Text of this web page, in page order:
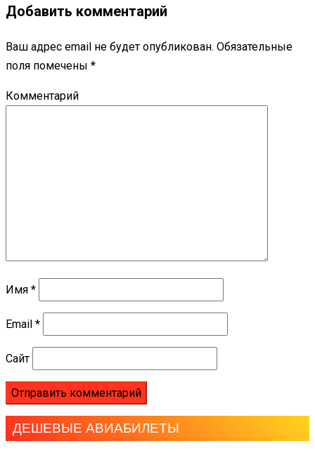
Добавить комментарий
Ваш адрес email не будет опубликован. Обязательные
поля помечены *
Комментарий
Имя *
Email *
Сайт
ДЕШЕВЫЕ АВИАБИЛЕТЫ